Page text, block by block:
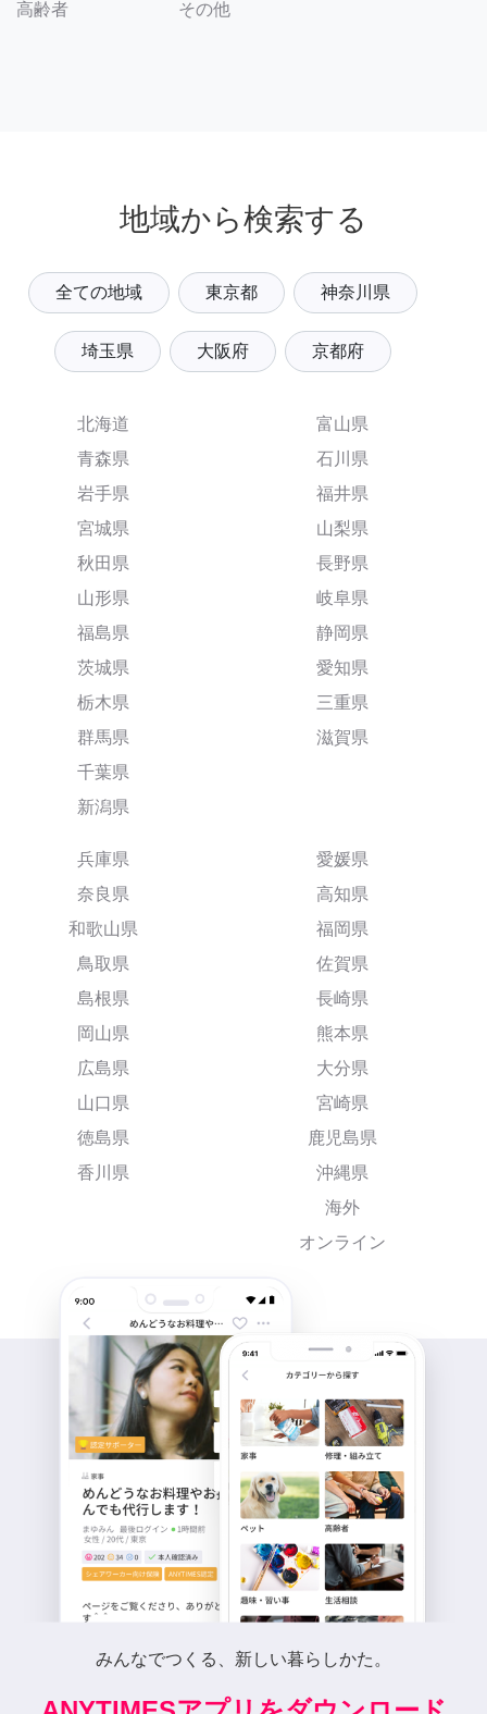
高齢者 その他
地域から検索する
全ての地域 東京都 神奈川県
埼玉県 大阪府 京都府
北海道
青森県
岩手県
宮城県
秋田県
山形県
福島県
茨城県
栃木県
群馬県
千葉県
新潟県
富山県
石川県
福井県
山梨県
長野県
岐阜県
静岡県
愛知県
三重県
滋賀県
兵庫県
奈良県
和歌山県
鳥取県
島根県
岡山県
広島県
山口県
徳島県
香川県
愛媛県
高知県
福岡県
佐賀県
長崎県
熊本県
大分県
宮崎県
鹿児島県
沖縄県
海外
オンライン
みんなでつくる、新しい暮らしかた。